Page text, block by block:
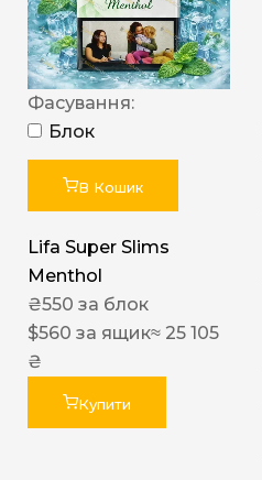
Фасування:
Блок
В Кошик
Lifa Super Slims
Menthol
₴550 за блок
$560 за ящик≈ 25 105
₴
Купити